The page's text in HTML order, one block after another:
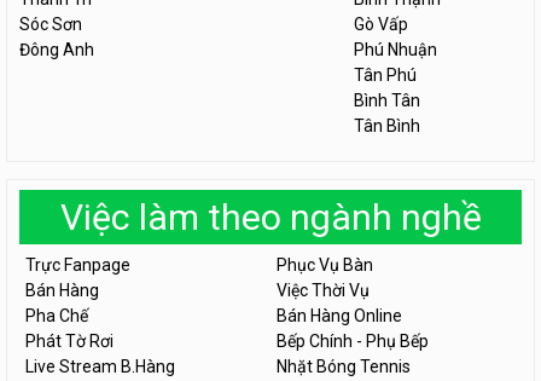
Sóc Sơn
Đông Anh
Gò Vấp
Phú Nhuận
Tân Phú
Bình Tân
Tân Bình
Việc làm theo ngành nghề
Trực Fanpage
Phục Vụ Bàn
Bán Hàng
Việc Thời Vụ
Pha Chế
Bán Hàng Online
Phát Tờ Rơi
Bếp Chính - Phụ Bếp
Live Stream B.Hàng
Nhặt Bóng Tennis